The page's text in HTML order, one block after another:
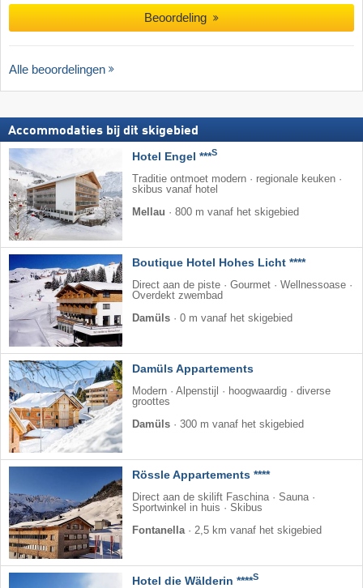
Beoordeling
Alle beoordelingen
Accommodaties bij dit skigebied
Hotel Engel ***S
Traditie ontmoet modern · regionale keuken ·
skibus vanaf hotel
Mellau · 800 m vanaf het skigebied
Boutique Hotel Hohes Licht ****
Direct aan de piste · Gourmet · Wellnessoase ·
Overdekt zwembad
Damüls · 0 m vanaf het skigebied
Damüls Appartements
Modern · Alpenstijl · hoogwaardig · diverse
groottes
Damüls · 300 m vanaf het skigebied
Rössle Appartements ****
Direct aan de skilift Faschina · Sauna ·
Sportwinkel in huis · Skibus
Fontanella · 2,5 km vanaf het skigebied
Hotel die Wälderin ****S